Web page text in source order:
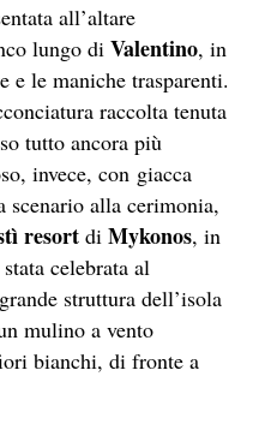
all’altare
lungo di Valentino, in
e le maniche trasparenti.
raccolta tenuta
tutto ancora più
invece, con giacca
alla cerimonia,
resort di Mykonos, in
celebrata al
struttura dell’isola
mulino a vento
bianchi, di fronte a